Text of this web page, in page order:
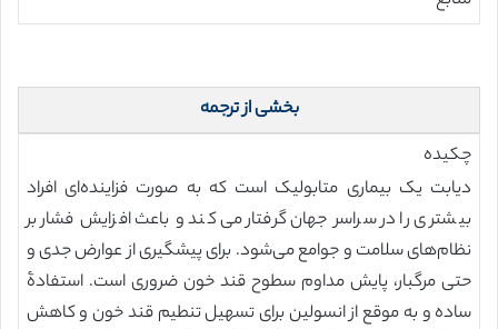
بخشی از ترجمه
چکیده
دیابت یک بیماری متابولیک است که به صورت فزاینده‌ای افراد
بیشتری را در سراسر جهان گرفتار می‌کند و باعث افزایش فشار بر
نظام‌های سلامت و جوامع می‌شود. برای پیشگیری از عوارض جدی و
حتی مرگبار، پایش مداوم سطوح قند خون ضروری است. استفادۀ
ساده و به موقع از انسولین برای تسهیل تنطیم قند خون و کاهش